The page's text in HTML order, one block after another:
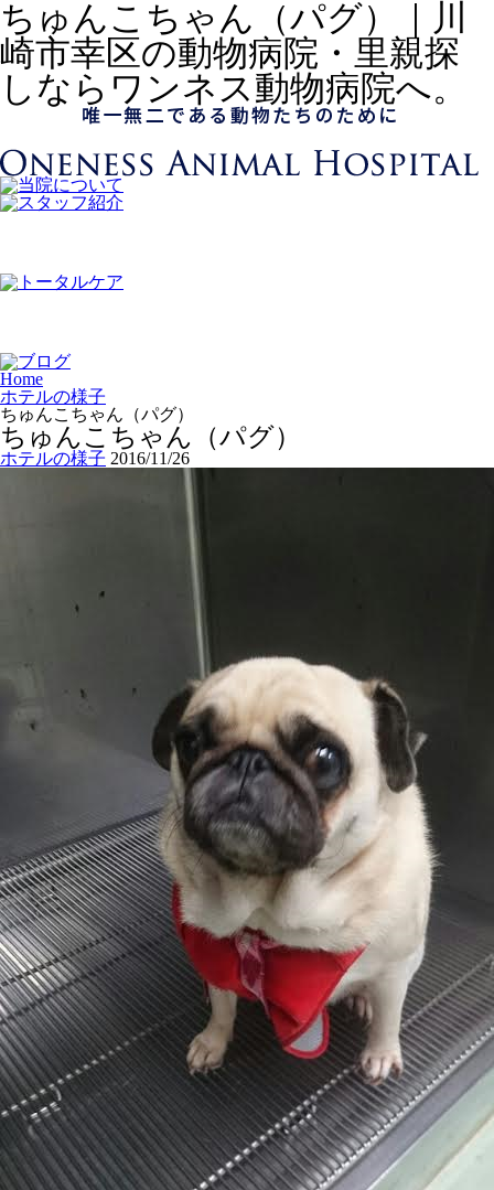
ちゅんこちゃん（パグ）｜川
崎市幸区の動物病院・里親探
しならワンネス動物病院へ。
Home
ホテルの様子
ちゅんこちゃん（パグ）
ちゅんこちゃん（パグ）
ホテルの様子 2016/11/26